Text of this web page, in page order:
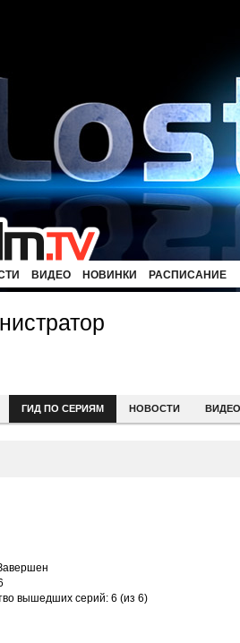
ВИДЕО НОВИНКИ РАСПИСАНИЕ
ГИД ПО СЕРИЯМ НОВОСТИ ВИДЕО
вышедших серий: 6 (из 6)